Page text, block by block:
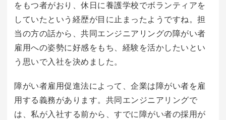
をもつ者がおり、休日に養護学校でボランティアを
していたという経歴が目に止まったようですね。担
当の方の話から、共同エンジニアリングの障がい者
雇用への姿勢に好感をもち、経験を活かしたいとい
う思いで入社を決めました。
障がい者雇用促進法によって、企業は障がい者を雇
用する義務があります。共同エンジニアリングで
は、私が入社する前から、すでに障がい者の採用が